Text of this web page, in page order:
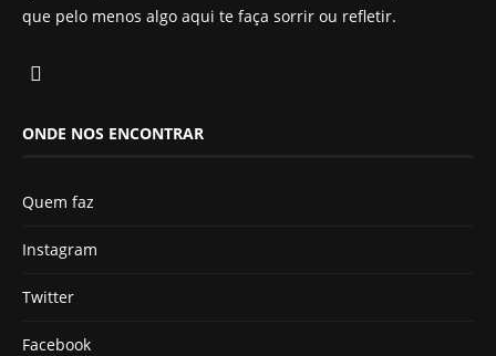
que pelo menos algo aqui te faça sorrir ou refletir.
ONDE NOS ENCONTRAR
Quem faz
Instagram
Twitter
Facebook